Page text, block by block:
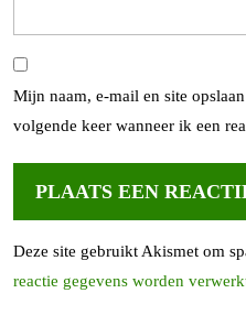
Mijn naam, e-mail en site
volgende keer wanneer ik een
Deze site gebruikt Akismet om
reactie gegevens worden